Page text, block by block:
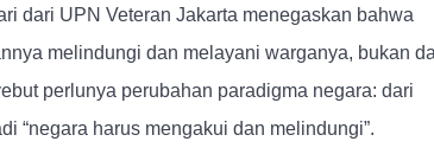
dari UPN Veteran Jakarta menegaskan bahwa
melindungi dan melayani warganya, bukan
perlunya perubahan paradigma negara: dari
“negara harus mengakui dan melindungi”.